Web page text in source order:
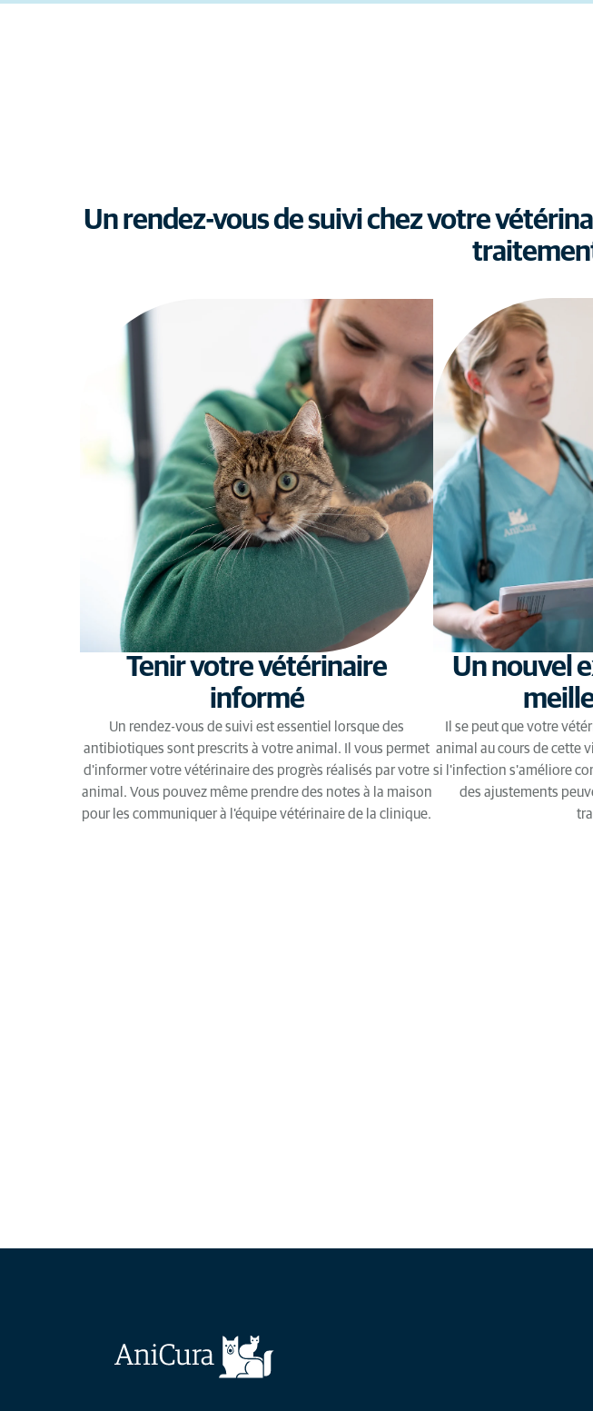
Un rendez-vous de suivi chez votre
Tenir votre vétérinaire
informé
Un rendez-vous de suivi est essentiel lorsque des
antibiotiques sont prescrits à votre animal. Il vous permet
d'informer votre vétérinaire des progrès réalisés par votre
animal. Vous pouvez même prendre des notes à la maison
pour les communiquer à l'équipe vétérinaire de la clinique.
Un nouvel
Il se peut que votre
animal au cours de cette
si l'infection s'améliore
des ajustements